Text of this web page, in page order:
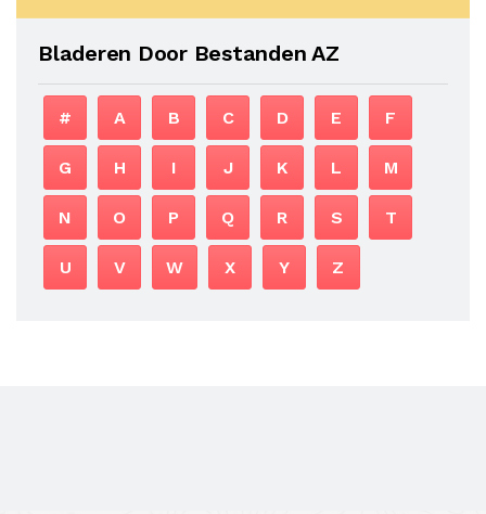
Bladeren Door Bestanden AZ
# A B C D E F
G H I J K L M
N O P Q R S T
U V W X Y Z